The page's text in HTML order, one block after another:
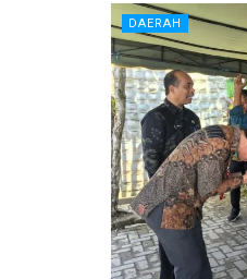
DAERAH